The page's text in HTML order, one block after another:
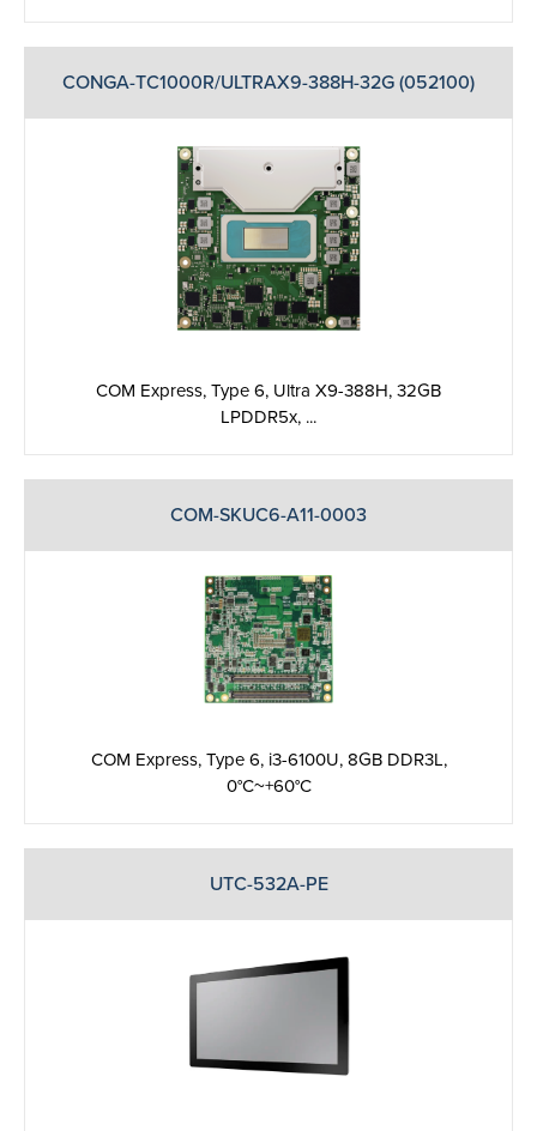
CONGA-TC1000R/ULTRAX9-388H-32G (052100)
COM Express, Type 6, Ultra X9-388H, 32GB
LPDDR5x, ...
COM-SKUC6-A11-0003
COM Express, Type 6, i3-6100U, 8GB DDR3L,
0°C~+60°C
UTC-532A-PE